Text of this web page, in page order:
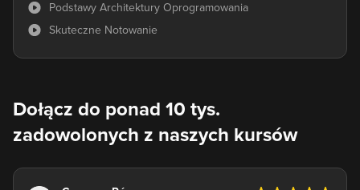
Podstawy Architektury Oprogramowania
Skuteczne Notowanie
Dołącz do ponad 10 tys.
zadowolonych z naszych kursów